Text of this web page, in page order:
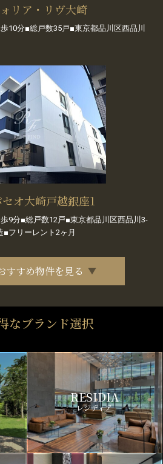
リア・リヴ大崎
10分■総戸数35戸■東京都品川区西品川
オ大崎戸越銀座1
9分■総戸数12戸■東京都品川区西品川3-
■フリーレント2ヶ月
すすめ物件を見る
なブランド選択
RESIDIA
レジディア